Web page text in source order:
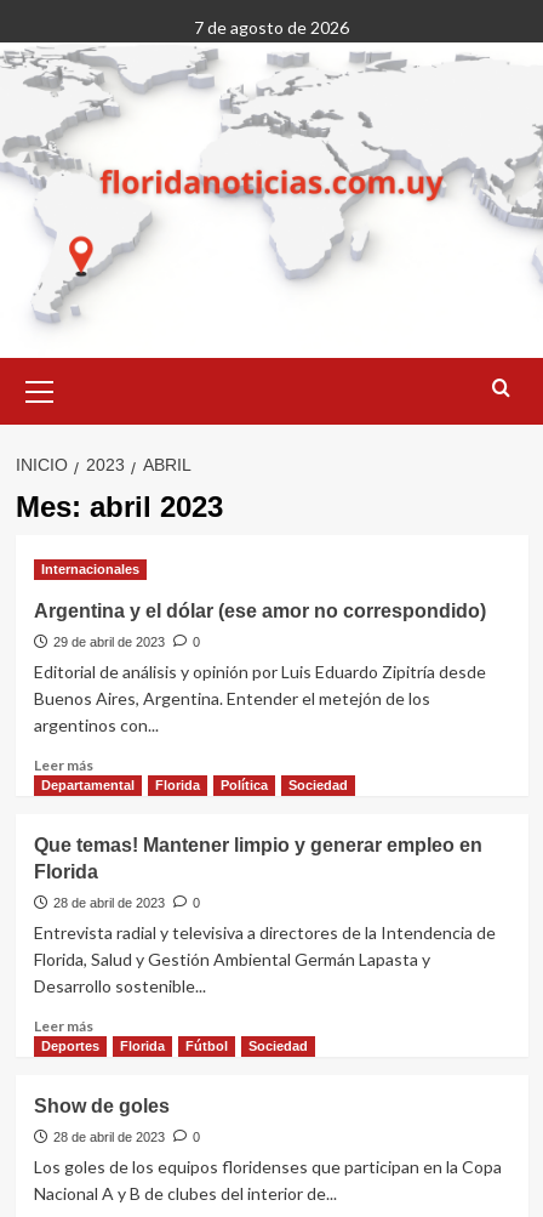
al
contenido
7 de agosto de 2026
primario
INICIO 2023 ABRIL
Mes: abril 2023
Internacionales
Argentina y el dólar (ese amor no correspondido)
29 de abril de 2023 0
Editorial de análisis y opinión por Luis Eduardo Zipitría desde
Buenos Aires, Argentina. Entender el metejón de los
argentinos con...
Leer másLeer
más
y
el
dólar
no
correspondido)
Departamental Florida Política Sociedad
Que temas! Mantener limpio y generar empleo en
Florida
28 de abril de 2023 0
Entrevista radial y televisiva a directores de la Intendencia de
Florida, Salud y Gestión Ambiental Germán Lapasta y
Desarrollo sostenible...
Leer másLeer
más
temas!
Mantener
limpio
y
generar
Deportes Florida Fútbol Sociedad
Show de goles
28 de abril de 2023 0
Los goles de los equipos floridenses que participan en la Copa
Nacional A y B de clubes del interior de...